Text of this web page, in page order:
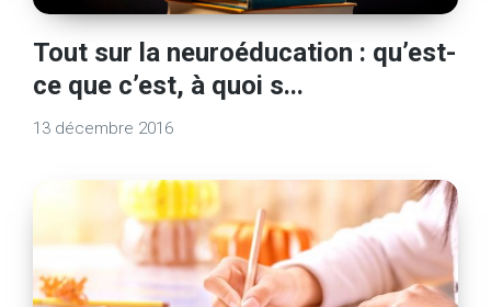
Tout sur la neuroéducation : qu’est-
ce que c’est, à quoi s...
13 décembre 2016